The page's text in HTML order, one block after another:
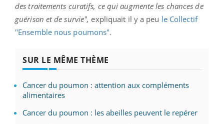
des traitements curatifs, ce qui augmente les chances de
guérison et de survie", expliquait il y a peu le Collectif
"Ensemble nous poumons".
SUR LE MÊME THÈME
Cancer du poumon : attention aux compléments
alimentaires
Cancer du poumon : les abeilles peuvent le repérer